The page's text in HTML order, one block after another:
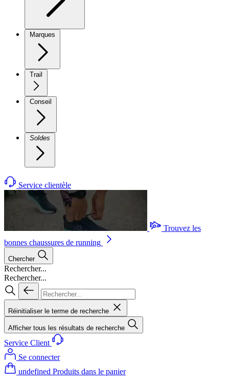
Marques
Trail
Conseil
Soldes
Service clientèle
Trouvez les
bonnes chaussures de running
Chercher
Rechercher...
Rechercher...
Réinitialiser le terme de recherche
Afficher tous les résultats de recherche
Service Client
Se connecter
undefined Produits dans le panier